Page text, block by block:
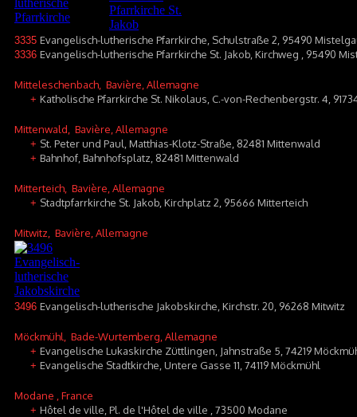
3335 Evangelisch-lutherische Pfarrkirche, Schulstraße 2, 95490
3336 Evangelisch-lutherische Pfarrkirche St. Jakob, Kirchweg , 95490
Mitteleschenbach , Bavière, Allemagne
+ Katholische Pfarrkirche St. Nikolaus, C.-von-Rechenbergstr. 4,
Mittenwald , Bavière, Allemagne
+ St. Peter und Paul, Matthias-Klotz-Straße, 82481 Mittenwald
+ Bahnhof, Bahnhofsplatz, 82481 Mittenwald
Mitterteich , Bavière, Allemagne
+ Stadtpfarrkirche St. Jakob, Kirchplatz 2, 95666 Mitterteich
Mitwitz , Bavière, Allemagne
3496 Evangelisch-lutherische Jakobskirche, Kirchstr. 20, 96268 Mitwitz
Möckmühl , Bade-Wurtemberg, Allemagne
+ Evangelische Lukaskirche Züttlingen, Jahnstraße 5, 74219
+ Evangelische Stadtkirche, Untere Gasse 11, 74119 Möckmühl
Modane , France
+ Hôtel de ville, Pl. de l'Hôtel de ville , 73500 Modane